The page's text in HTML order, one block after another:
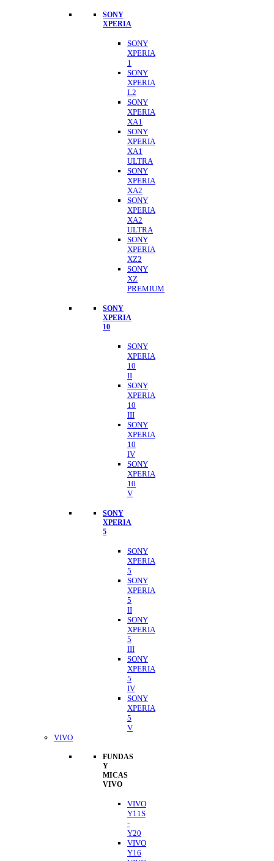
SONY
XPERIA
SONY
XPERIA
1
SONY
XPERIA
L2
SONY
XPERIA
XA1
SONY
XPERIA
XA1
ULTRA
SONY
XPERIA
XA2
SONY
XPERIA
XA2
ULTRA
SONY
XPERIA
XZ2
SONY
XZ
PREMIUM
SONY
XPERIA
10
SONY
XPERIA
10
II
SONY
XPERIA
10
III
SONY
XPERIA
10
IV
SONY
XPERIA
10
V
SONY
XPERIA
5
SONY
XPERIA
5
SONY
XPERIA
5
II
SONY
XPERIA
5
III
SONY
XPERIA
5
IV
SONY
XPERIA
5
V
VIVO
FUNDAS
Y
MICAS
VIVO
VIVO
Y11S
-
Y20
VIVO
Y16